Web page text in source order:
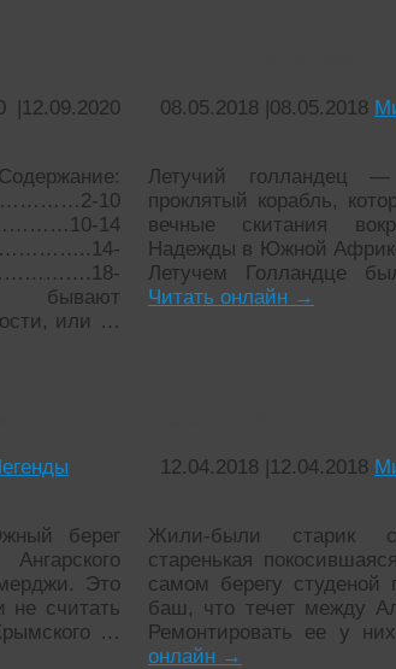
|12.09.2020
10
14
бывают
или …
08.05.2018 |08.05.2018
Летучий голландец
проклятый корабль,
вечные скитания
Надежды в Южной
Летучем Голландце
Читать онлайн →
берег
Это
не считать
…
12.04.2018 |12.04.2018
Жили-были старик
старенькая
самом берегу студеной
баш, что течет между
Ремонтировать ее у
онлайн →